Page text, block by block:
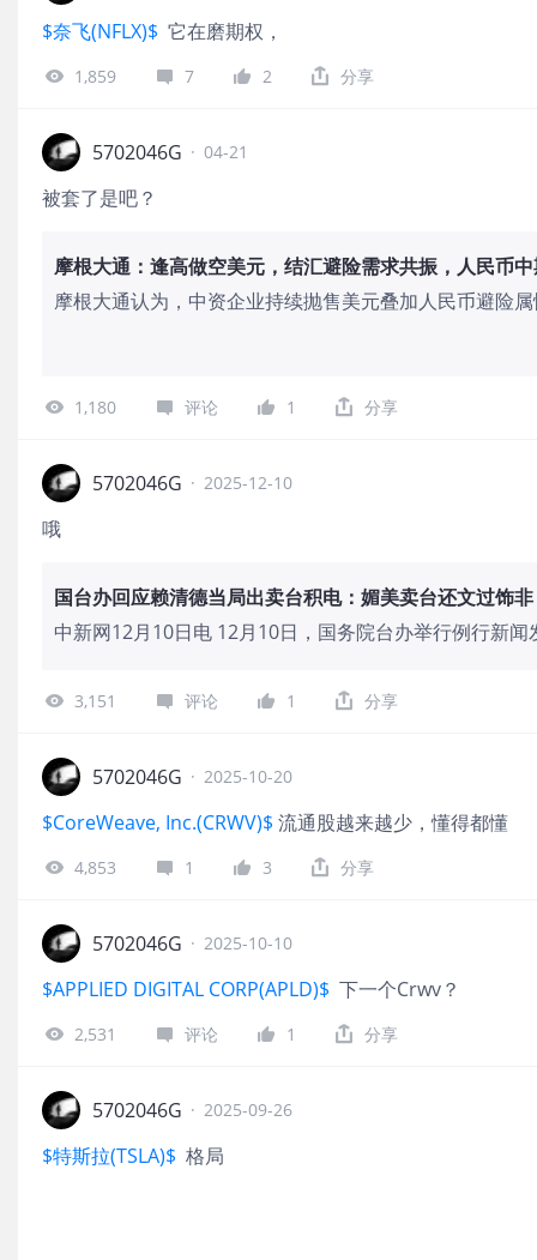
$奈飞(NFLX)$ 它在磨期权，
1,859 7 2 分享
5702046G · 04-21
被套了是吧？
摩根大通：逢高做空美元，结汇避险需求共振，人民币
摩根大通认为，中资企业持续抛售美元叠加人民币避险
1,180 评论 1 分享
5702046G · 2025-12-10
哦
国台办回应赖清德当局出卖台积电：媚美卖台还文过饰
中新网12月10日电 12月10日，国务院台办举行例行新
人陈斌华表示，这再次证明，赖清德当局是不折不扣的“
代民众辛苦打拼而积攒的宝贵资产在被掠夺、被掏空，
非，真是无耻至极。
3,151 评论 1 分享
5702046G · 2025-10-20
$CoreWeave, Inc.(CRWV)$ 流通股越来越少，懂得都懂
4,853 1 3 分享
5702046G · 2025-10-10
$APPLIED DIGITAL CORP(APLD)$ 下一个Crwv？
2,531 评论 1 分享
5702046G · 2025-09-26
$特斯拉(TSLA)$ 格局